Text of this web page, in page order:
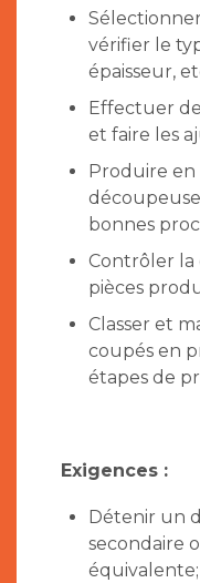
vérifier le
épaisseur,
Effectuer
et faire les
Produire en
bonnes
Contrôler la
pièces
Classer et
coupés en
étapes de
Exigences :
Détenir un
secondaire
équivalente;